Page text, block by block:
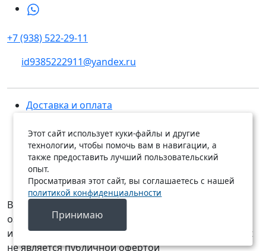
+7 (938) 522-29-11
id9385222911@yandex.ru
Доставка и оплата
Сотрудничество
Контакты
О питомнике
Питомник декоративных растений
Вся представленная на сайте информация является
ознакомительной и носит исключительно
информационный характер и ни при каких условиях
не является публичной офертой
Этот сайт использует куки-файлы и другие
технологии, чтобы помочь вам в навигации, а
также предоставить лучший пользовательский
опыт.
Просматривая этот сайт, вы соглашаетесь с нашей
политикой конфиденциальности
Принимаю